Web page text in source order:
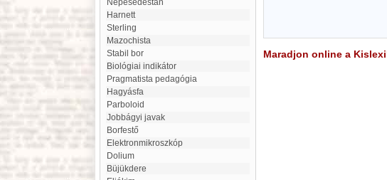
Népesedéstan
Harnett
Sterling
Mazochista
Stabil bor
Biológiai indikátor
Pragmatista pedagógia
Hagyásfa
Parboloid
Jobbágyi javak
Borfestő
Elektronmikroszkóp
Dolium
Büjükdere
Maradjon online a